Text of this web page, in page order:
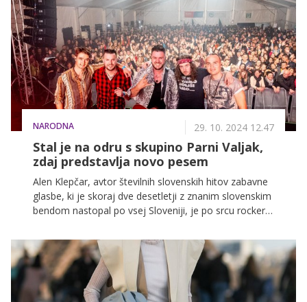
širšemu pogledu na svet ter nas vodi k osebni in
kolektivni izpolnitvi. Kaj pa je vaše osebno število za
leto, ki je pred nami? Izračunajte ga v nadaljevanju.
NARODNA 29. 10. 2024 12.47
Stal je na odru s skupino Parni Valjak,
zdaj predstavlja novo pesem
Alen Klepčar, avtor številnih slovenskih hitov zabavne
glasbe, ki je skoraj dve desetletji z znanim slovenskim
bendom nastopal po vsej Sloveniji, je po srcu rocker,